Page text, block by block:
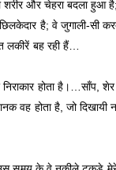
शरीर और चेहरा बदला हुआ
है; वे जुगाली-सी
लकीरें बह रही हैं…
होता है।…साँप, शेर
वह होता है, जो दिखायी